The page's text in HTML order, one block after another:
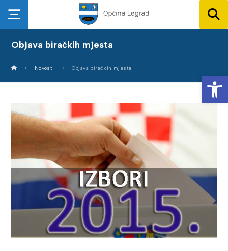
Objava biračkih mjesta
Novosti Objava biračkih mjesta